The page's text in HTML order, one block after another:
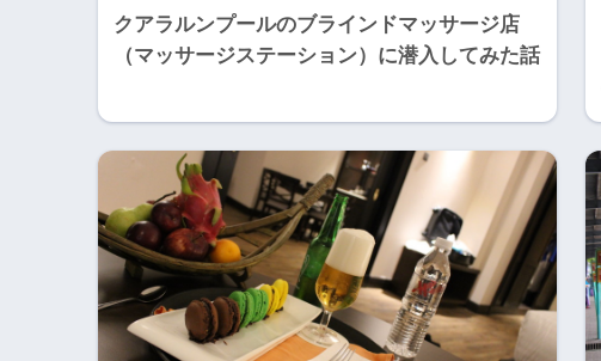
クアラルンプールのブラインドマッサージ店
（マッサージステーション）に潜入してみた話